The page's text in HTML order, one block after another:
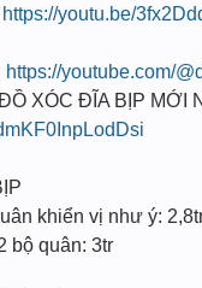
https://youtu.be/
https://youtube.com/
XÓC ĐĨA BỊP MỚI
khiển vị như ý:
bộ quân: 3tr